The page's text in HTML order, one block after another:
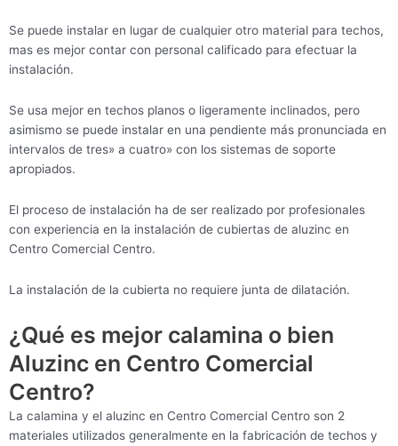
Se puede instalar en lugar de cualquier otro material para techos,
mas es mejor contar con personal calificado para efectuar la
instalación.
Se usa mejor en techos planos o ligeramente inclinados, pero
asimismo se puede instalar en una pendiente más pronunciada en
intervalos de tres» a cuatro» con los sistemas de soporte
apropiados.
El proceso de instalación ha de ser realizado por profesionales
con experiencia en la instalación de cubiertas de aluzinc en
Centro Comercial Centro.
La instalación de la cubierta no requiere junta de dilatación.
¿Qué es mejor calamina o bien
Aluzinc en Centro Comercial
Centro?
La calamina y el aluzinc en Centro Comercial Centro son 2
materiales utilizados generalmente en la fabricación de techos y